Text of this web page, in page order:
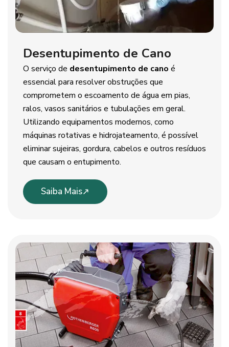
Desentupimento de Cano
O serviço de desentupimento de cano é
essencial para resolver obstruções que
comprometem o escoamento de água em pias,
ralos, vasos sanitários e tubulações em geral.
Utilizando equipamentos modernos, como
máquinas rotativas e hidrojateamento, é possível
eliminar sujeiras, gordura, cabelos e outros resíduos
que causam o entupimento.
Saiba Mais